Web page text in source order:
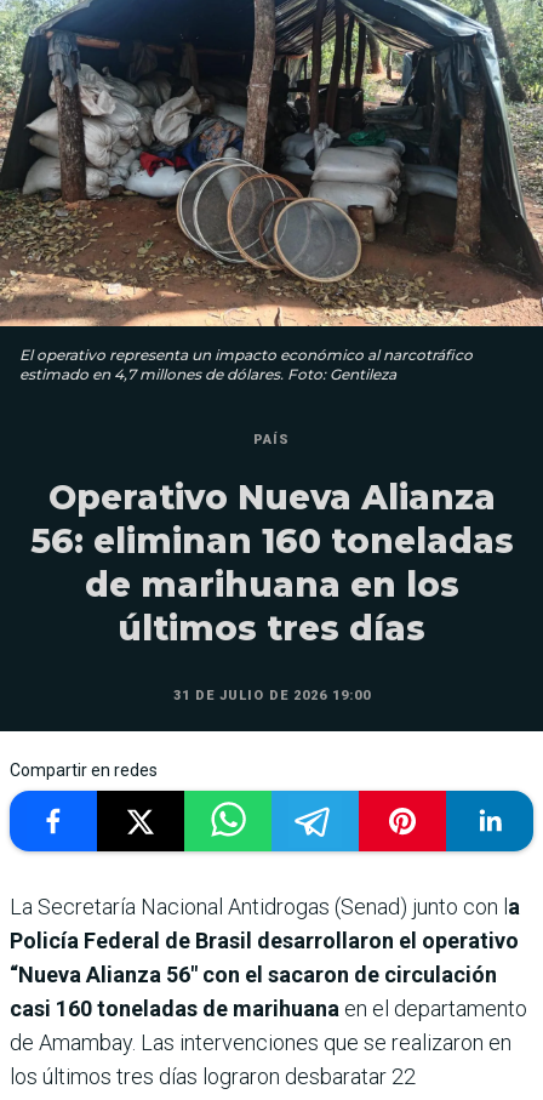
El operativo representa un impacto económico al narcotráfico
estimado en 4,7 millones de dólares. Foto: Gentileza
PAÍS
Operativo Nueva Alianza
56: eliminan 160 toneladas
de marihuana en los
últimos tres días
31 DE JULIO DE 2026 19:00
Compartir en redes
La Secretaría Nacional Antidrogas (Senad) junto con l a
Policía Federal de Brasil desarrollaron el operativo
“Nueva Alianza 56″ con el sacaron de circulación
casi 160 toneladas de marihuana en el departamento
de Amambay. Las intervenciones que se realizaron en
los últimos tres días lograron desbaratar 22